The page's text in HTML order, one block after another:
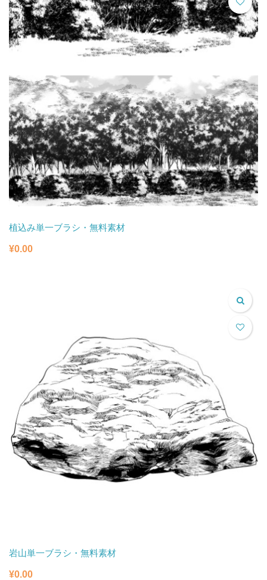
植込み単一ブラシ・無料素材
¥0.00
岩山単一ブラシ・無料素材
¥0.00